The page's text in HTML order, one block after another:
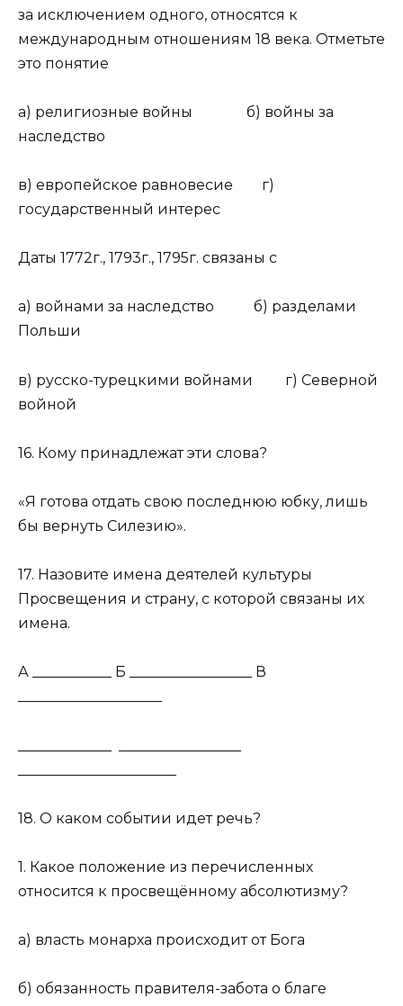
за исключением одного, относятся к
международным отношениям 18 века. Отметьте
это понятие
а) религиозные войны б) войны за
наследство
в) европейское равновесие г)
государственный интерес
Даты 1772г., 1793г., 1795г. связаны с
а) войнами за наследство б) разделами
Польши
в) русско-турецкими войнами г) Северной
войной
16. Кому принадлежат эти слова?
«Я готова отдать свою последнюю юбку, лишь
бы вернуть Силезию».
17. Назовите имена деятелей культуры
Просвещения и страну, с которой связаны их
имена.
А ___________ Б _________________ В
18. О каком событии идет речь?
1. Какое положение из перечисленных
относится к просвещённому абсолютизму?
а) власть монарха происходит от Бога
б) обязанность правителя-забота о благе